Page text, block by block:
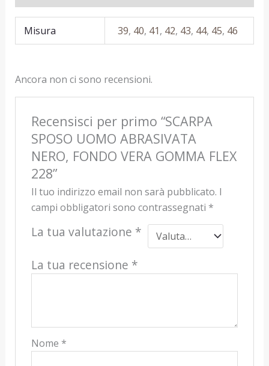
Misura 39, 40, 41, 42, 43, 44, 45, 46
Ancora non ci sono recensioni.
Recensisci per primo “SCARPA
SPOSO UOMO ABRASIVATA
NERO, FONDO VERA GOMMA FLEX
228”
Il tuo indirizzo email non sarà pubblicato. I
campi obbligatori sono contrassegnati *
La tua valutazione *
La tua recensione *
Nome *